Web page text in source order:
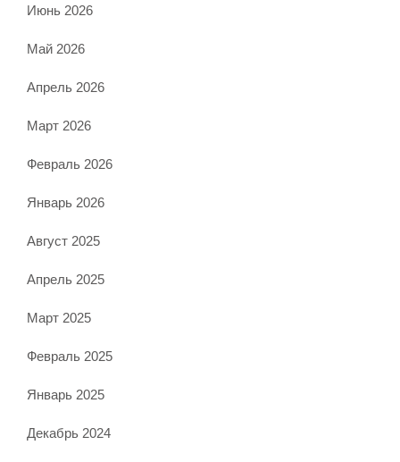
Июнь 2026
Май 2026
Апрель 2026
Март 2026
Февраль 2026
Январь 2026
Август 2025
Апрель 2025
Март 2025
Февраль 2025
Январь 2025
Декабрь 2024